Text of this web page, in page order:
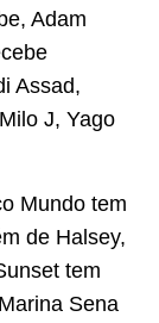
Adam
Assad,
J, Yago
Mundo tem
de Halsey,
tem
Sena